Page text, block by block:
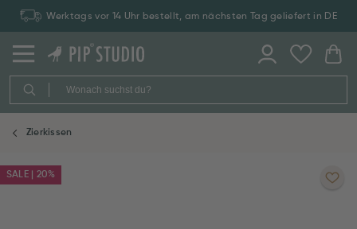
Werktags vor 14 Uhr bestellt, am nächsten Tag geliefert in DE
Zierkissen
SALE | 20%